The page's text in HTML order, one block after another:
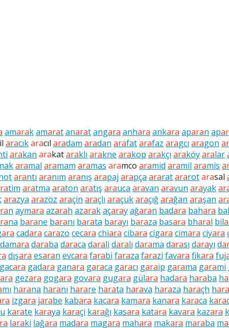
amarakamaratanaratangara anhara ankara aparan ap
aracıkaracıl aradam aradan arafatarafaz aragcı aragon
arakan arakataraklı arakne arakop arakçı araköyaralar
aramal aramam aramas aramco aramid aramil aramis
arantı aranım aranış arapaj arapça araratararotarasal
tim aratma araton aratış arauca aravan aravun arayak
arazya arazöz araçin araçlı araçukaraçığarağan araşan
n aymara azarah azarakaçarayağaran badara bahara
na barane baranı barata barayı baraza basara bharal bil
ara cadara carazo cecara chiara cibara cigara cimara ciyara
damara daraba daraca darali daralı darama darası darayı d
dışara esaran evcara farabi faraza farazi favara fikara fuj
gacara gadara ganara garaca garacı garaip garama garami
ara gezara gogara govara gugara gülara hadara haraba h
mı harana haranı harare harata harava haraza haraçh hara
izgara jarabe kabara kacara kamara kanara karaca kara
karate karaya karaçi karağı kasara katara kavara kazara
laraki lağara madara magara mahara makara maraba m